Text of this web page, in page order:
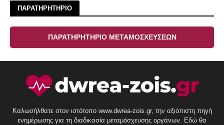
ΠΑΡΑΤΗΡΗΤΗΡΙΟ
ΠΑΡΑΤΗΡΗΤΗΡΙΟ ΜΕΤΑΜΟΣΧΕΥΣΕΩΝ
Καλωσήλθατε στον ιστότοπο www.dwrea-zois.gr, την αξιόπιστη πηγή
ενημέρωσης για τη διαδικασία μεταμόσχευσης οργάνων. Εδώ θα